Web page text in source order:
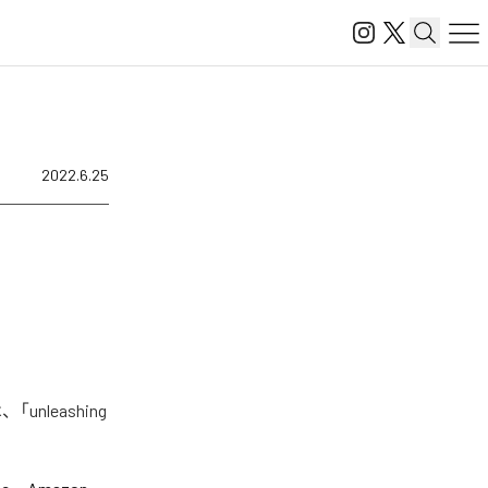
2022.6.25
「unleashing